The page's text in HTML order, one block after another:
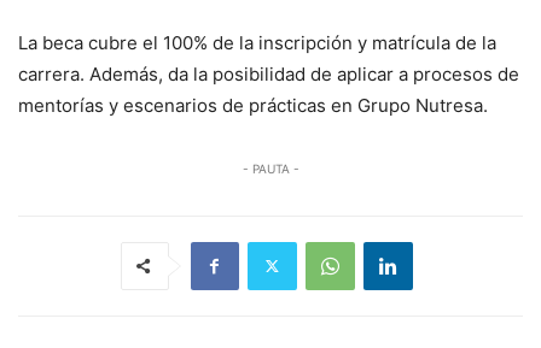
La beca cubre el 100% de la inscripción y matrícula de la
carrera. Además, da la posibilidad de aplicar a procesos de
mentorías y escenarios de prácticas en Grupo Nutresa.
- PAUTA -